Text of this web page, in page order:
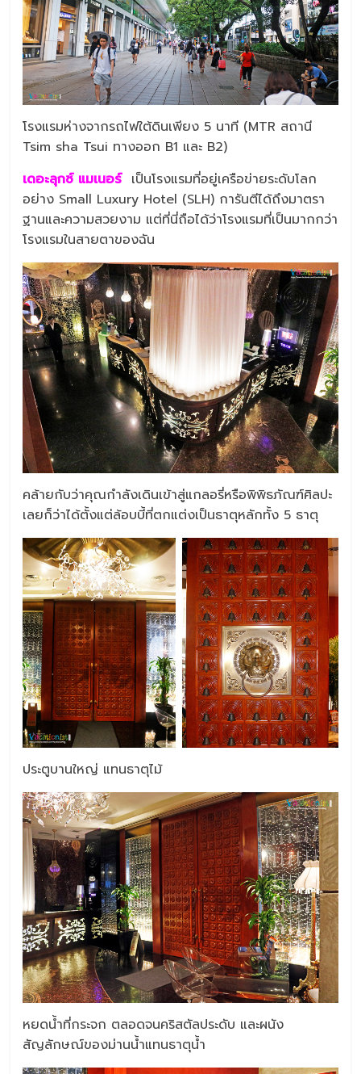
โรงแรมห่างจากรถไฟใต้ดินเพียง 5 นาที (MTR สถานี
Tsim sha Tsui ทางออก B1 และ B2)
เดอะลุกซ์ แมเนอร์ เป็นโรงแรมที่อยู่เครือข่ายระดับโลก
อย่าง Small Luxury Hotel (SLH) การันตีได้ถึงมาตรา
ฐานและความสวยงาม แต่ที่นี่ถือได้ว่าโรงแรมที่เป็นมากกว่า
โรงแรมในสายตาของฉัน
คล้ายกับว่าคุณกำลังเดินเข้าสู่แกลอรี่หรือพิพิธภัณฑ์ศิลปะ
เลยก็ว่าได้ตั้งแต่ล้อบบี้ที่ตกแต่งเป็นธาตุหลักทั้ง 5 ธาตุ
ประตูบานใหญ่ แทนธาตุไม้
หยดน้ำที่กระจก ตลอดจนคริสตัลประดับ และผนัง
สัญลักษณ์ของม่านน้ำแทนธาตุน้ำ